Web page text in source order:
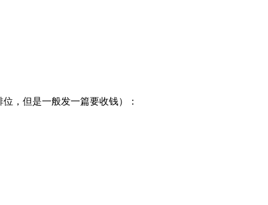
，但是一般发一篇要收钱）：